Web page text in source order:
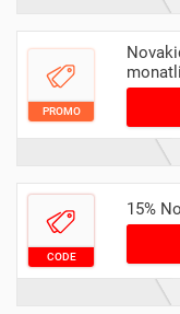
PROMO
CODE
15%